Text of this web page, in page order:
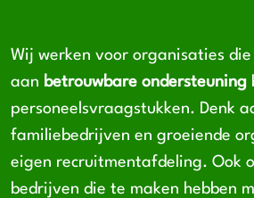
Wij werken voor organisaties
aan betrouwbare ondersteuning
personeelsvraagstukken. Denk
familiebedrijven en groeiende
eigen recruitmentafdeling. Ook
bedrijven die te maken hebben